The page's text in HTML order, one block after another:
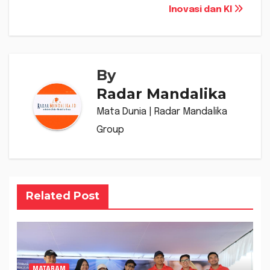
Inovasi dan KI
By
Radar Mandalika
Mata Dunia | Radar Mandalika
Group
Related Post
MATARAM